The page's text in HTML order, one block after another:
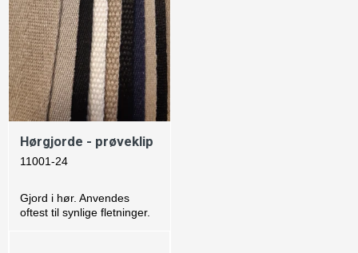
Hørgjorde - prøveklip
11001-24
Gjord i hør. Anvendes
oftest til synlige fletninger.